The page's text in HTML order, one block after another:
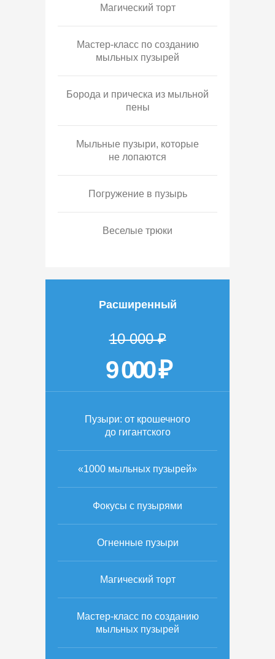
Магический торт
Мастер-класс по созданию
мыльных пузырей
Борода и прическа из мыльной
пены
Мыльные пузыри, которые
не лопаются
Погружение в пузырь
Веселые трюки
Расширенный
10 000 ₽
9 000 ₽
Пузыри: от крошечного
до гигантского
«1000 мыльных пузырей»
Фокусы с пузырями
Огненные пузыри
Магический торт
Мастер-класс по созданию
мыльных пузырей